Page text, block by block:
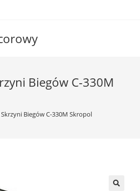
Biegów C-330M
Skrzyni Biegów C-330M Skropol